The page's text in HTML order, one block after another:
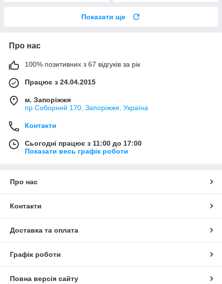
Показати ще
Про нас
100% позитивних з 67 відгуків за рік
Працює з 24.04.2015
м. Запоріжжя
пр.Соборний 170, Запоріжжя, Україна
Контакти
Сьогодні працює з 11:00 до 17:00
Показати весь графік роботи
Про нас
Контакти
Доставка та оплата
Графік роботи
Повна версія сайту